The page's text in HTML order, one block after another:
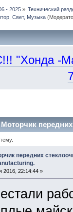
- 2025» Технический
Свет, Музыка
-
передних
2016, 22:14:44 »